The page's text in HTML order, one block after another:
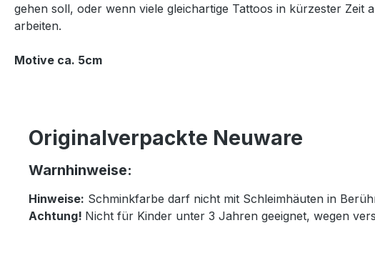
gehen soll, oder wenn viele gleichartige Tattoos in kürzester
arbeiten.
Motive ca. 5cm
Originalverpackte Neuware
Warnhinweise:
Hinweise: Schminkfarbe darf nicht mit Schleimhäuten in
Achtung! Nicht für Kinder unter 3 Jahren geeignet, wegen